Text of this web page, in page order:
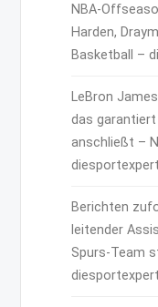
NBA-
Harden,
Basketball –
LeBron
das
anschließt –
Berichten
leitender
Spurs-Team